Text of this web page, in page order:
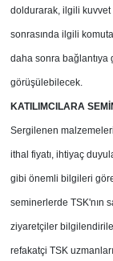
doldurarak, ilgili kuvvet
sonrasında ilgili
daha sonra bağlantıya
görüşülebilecek.
KATILIMCILARA
Sergilenen
ithal fiyatı, ihtiyaç
gibi önemli bilgileri
seminerlerde TSK'nın
ziyaretçiler
refakatçi TSK